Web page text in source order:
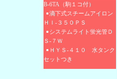
B-6TA（駒１コ付）
滴下式スチームアイロン
ＨＩ‐３５０ＰＳ
システムライト蛍光管Ｄ
Ｓ-７Ｗ
ＨＹＳ-４１０ 水タンク
セットつき